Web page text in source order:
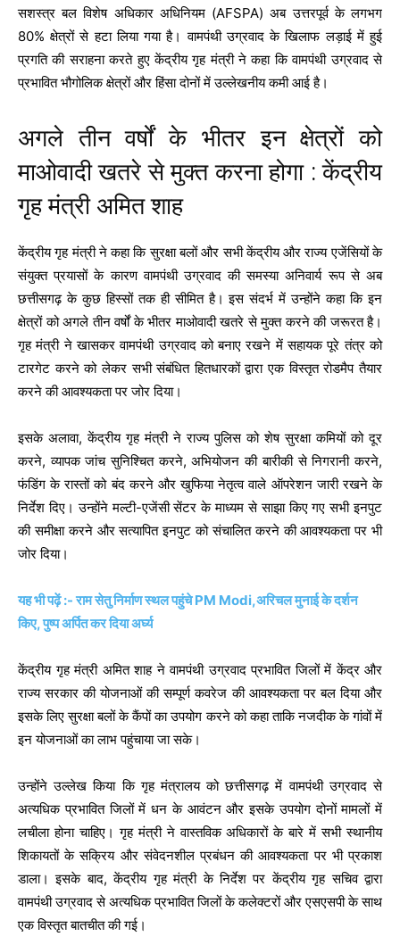
सशस्त्र बल विशेष अधिकार अधिनियम (AFSPA) अब उत्तरपूर्व के लगभग
80% क्षेत्रों से हटा लिया गया है। वामपंथी उग्रवाद के खिलाफ लड़ाई में हुई
प्रगति की सराहना करते हुए केंद्रीय गृह मंत्री ने कहा कि वामपंथी उग्रवाद से
प्रभावित भौगोलिक क्षेत्रों और हिंसा दोनों में उल्लेखनीय कमी आई है।
अगले तीन वर्षों के भीतर इन क्षेत्रों को
माओवादी खतरे से मुक्त करना होगा : केंद्रीय
गृह मंत्री अमित शाह
केंद्रीय गृह मंत्री ने कहा कि सुरक्षा बलों और सभी केंद्रीय और राज्य एजेंसियों के
संयुक्त प्रयासों के कारण वामपंथी उग्रवाद की समस्या अनिवार्य रूप से अब
छत्तीसगढ़ के कुछ हिस्सों तक ही सीमित है। इस संदर्भ में उन्होंने कहा कि इन
क्षेत्रों को अगले तीन वर्षों के भीतर माओवादी खतरे से मुक्त करने की जरूरत है।
गृह मंत्री ने खासकर वामपंथी उग्रवाद को बनाए रखने में सहायक पूरे तंत्र को
टारगेट करने को लेकर सभी संबंधित हितधारकों द्वारा एक विस्तृत रोडमैप तैयार
करने की आवश्यकता पर जोर दिया।
इसके अलावा, केंद्रीय गृह मंत्री ने राज्य पुलिस को शेष सुरक्षा कमियों को दूर
करने, व्यापक जांच सुनिश्चित करने, अभियोजन की बारीकी से निगरानी करने,
फंडिंग के रास्तों को बंद करने और खुफिया नेतृत्व वाले ऑपरेशन जारी रखने के
निर्देश दिए। उन्होंने मल्टी-एजेंसी सेंटर के माध्यम से साझा किए गए सभी इनपुट
की समीक्षा करने और सत्यापित इनपुट को संचालित करने की आवश्यकता पर भी
जोर दिया।
यह भी पढ़ें :- राम सेतु निर्माण स्थल पहुंचे PM Modi,अरिचल मुनाई के दर्शन
किए, पुष्प अर्पित कर दिया अर्घ्य
केंद्रीय गृह मंत्री अमित शाह ने वामपंथी उग्रवाद प्रभावित जिलों में केंद्र और
राज्य सरकार की योजनाओं की सम्पूर्ण कवरेज की आवश्यकता पर बल दिया और
इसके लिए सुरक्षा बलों के कैंपों का उपयोग करने को कहा ताकि नजदीक के गांवों में
इन योजनाओं का लाभ पहुंचाया जा सके।
उन्होंने उल्लेख किया कि गृह मंत्रालय को छत्तीसगढ़ में वामपंथी उग्रवाद से
अत्यधिक प्रभावित जिलों में धन के आवंटन और इसके उपयोग दोनों मामलों में
लचीला होना चाहिए। गृह मंत्री ने वास्तविक अधिकारों के बारे में सभी स्थानीय
शिकायतों के सक्रिय और संवेदनशील प्रबंधन की आवश्यकता पर भी प्रकाश
डाला। इसके बाद, केंद्रीय गृह मंत्री के निर्देश पर केंद्रीय गृह सचिव द्वारा
वामपंथी उग्रवाद से अत्यधिक प्रभावित जिलों के कलेक्टरों और एसएसपी के साथ
एक विस्तृत बातचीत की गई।